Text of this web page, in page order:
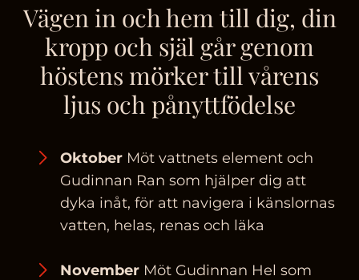
Vägen in och hem till dig, din
kropp och själ går genom
höstens mörker till vårens
ljus och pånyttfödelse
Oktober Möt vattnets element och
Gudinnan Ran som hjälper dig att
dyka inåt, för att navigera i känslornas
vatten, helas, renas och läka
November Möt Gudinnan Hel som